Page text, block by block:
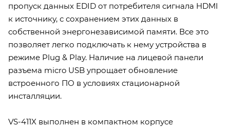
пропуск данных EDID от потребителя сигнала HDMI
к источнику, с сохранением этих данных в
собственной энергонезависимой памяти. Все это
позволяет легко подключать к нему устройства в
режиме Plug & Play. Наличие на лицевой панели
разъема micro USB упрощает обновление
встроенного ПО в условиях стационарной
инсталляции.
VS-411X выполнен в компактном корпусе